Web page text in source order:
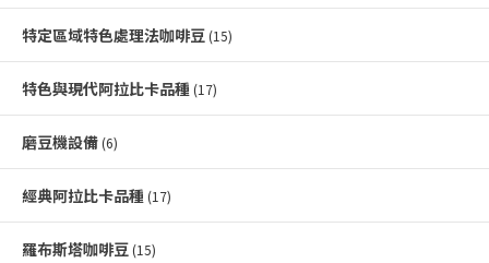
特定區域特色處理法咖啡豆 (15)
特色與現代阿拉比卡品種 (17)
磨豆機設備 (6)
經典阿拉比卡品種 (17)
羅布斯塔咖啡豆 (15)